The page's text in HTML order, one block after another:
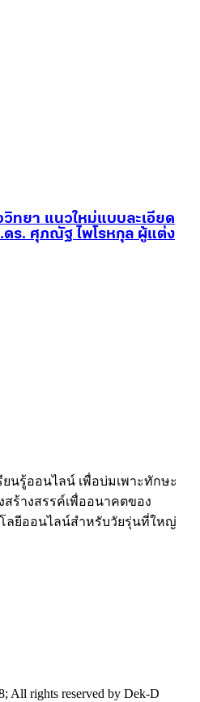
ทยา แนวใหม่แบบละเอียด
ร. ศุภณัฐ ไพโรหกุล ผู้แต่ง
ยนรู้ออนไลน์ เพื่อบ่มเพาะทักษะ
ร้างสรรค์เพื่ออนาคตของ
ลยีออนไลน์สำหรับวัยรุ่นที่ใหญ่
All rights reserved by Dek-D